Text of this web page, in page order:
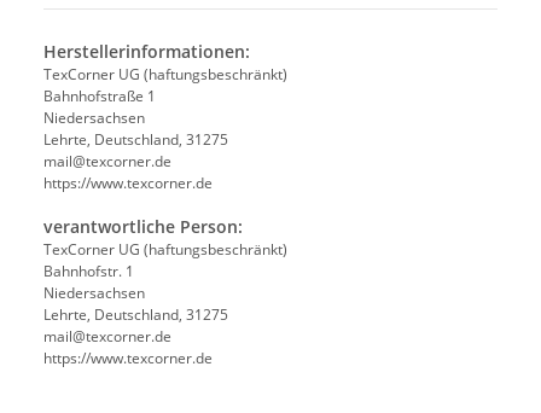
Herstellerinformationen:
TexCorner UG (haftungsbeschränkt)
Bahnhofstraße 1
Niedersachsen
Lehrte, Deutschland, 31275
mail@texcorner.de
https://www.texcorner.de
verantwortliche Person:
TexCorner UG (haftungsbeschränkt)
Bahnhofstr. 1
Niedersachsen
Lehrte, Deutschland, 31275
mail@texcorner.de
https://www.texcorner.de